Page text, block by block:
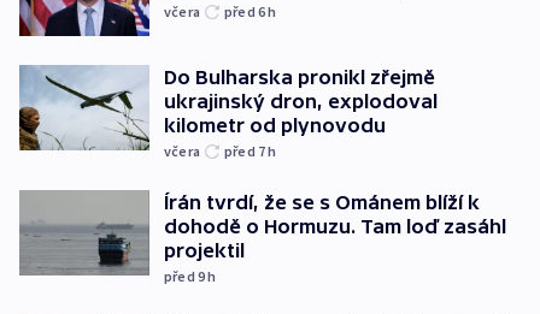
včera před 6h
Do Bulharska pronikl zřejmě
ukrajinský dron, explodoval
kilometr od plynovodu
včera před 7h
Írán tvrdí, že se s Ománem blíží k
dohodě o Hormuzu. Tam loď zasáhl
projektil
před 9h